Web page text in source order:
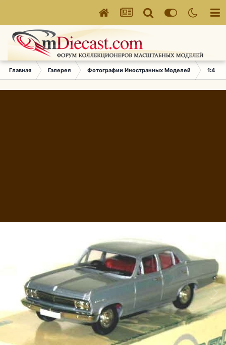
Главная Галерея Фотографии Иностранных Моделей 1:43